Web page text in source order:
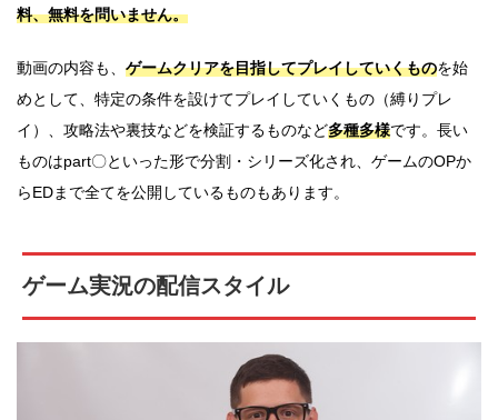
料、無料を問いません。
動画の内容も、 ゲームクリアを目指してプレイしていくものを始
めとして、特定の条件を設けてプレイしていくもの（縛りプレ
イ）、攻略法や裏技などを検証するものなど多種多様です。長い
ものはpart〇といった形で分割・シリーズ化され、ゲームのOPか
らEDまで全てを公開しているものもあります。
ゲーム実況の配信スタイル